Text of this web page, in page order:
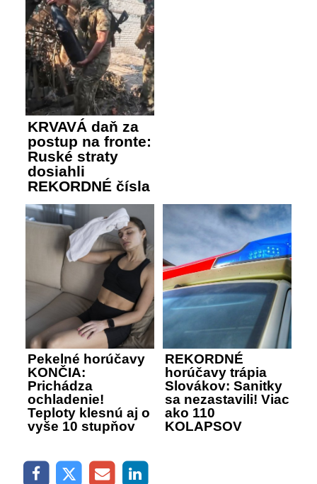
KRVAVÁ daň za
postup na fronte:
Ruské straty
dosiahli
REKORDNÉ čísla
Pekelné horúčavy
KONČIA:
Prichádza
ochladenie!
Teploty klesnú aj o
vyše 10 stupňov
REKORDNÉ
horúčavy trápia
Slovákov: Sanitky
sa nezastavili! Viac
ako 110
KOLAPSOV